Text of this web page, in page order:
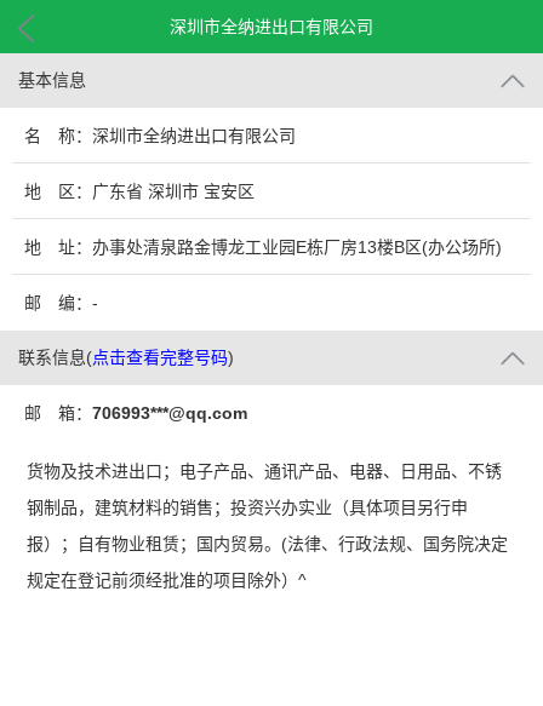
深圳市全纳进出口有限公司
基本信息
名 称：深圳市全纳进出口有限公司
地 区：广东省 深圳市 宝安区
地 址：办事处清泉路金博龙工业园E栋厂房13楼B区(办公场所)
邮 编：-
联系信息(点击查看完整号码)
邮 箱： 706993***@qq.com
货物及技术进出口；电子产品、通讯产品、电器、日用品、不锈
钢制品，建筑材料的销售；投资兴办实业（具体项目另行申
报）；自有物业租赁；国内贸易。(法律、行政法规、国务院决定
规定在登记前须经批准的项目除外）^